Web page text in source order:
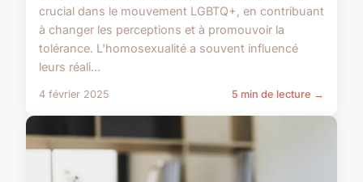
crucial dans le mouvement LGBTQ+, en contribuant
à changer les perceptions et à promouvoir la
tolérance. L'homosexualité a souvent influencé
leurs réali...
4 février 2025 5 min de lecture →